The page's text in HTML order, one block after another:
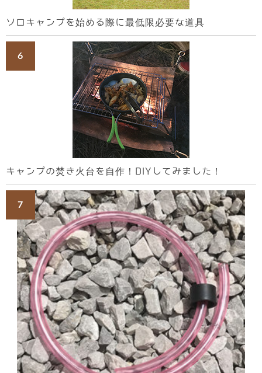
ソロキャンプを始める際に最低限必要な道具
キャンプの焚き火台を自作！DIYしてみました！